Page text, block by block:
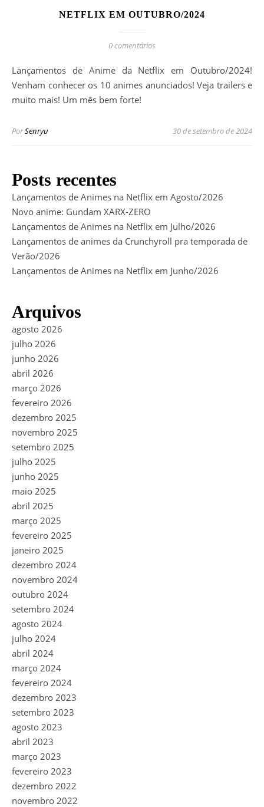
NETFLIX EM OUTUBRO/2024
0 comentários
Lançamentos de Anime da Netflix em Outubro/2024!
Venham conhecer os 10 animes anunciados! Veja trailers e
muito mais! Um mês bem forte!
PorSenryu 30 de setembro de 2024
Posts recentes
Lançamentos de Animes na Netflix em Agosto/2026
Novo anime: Gundam XARX-ZERO
Lançamentos de Animes na Netflix em Julho/2026
Lançamentos de animes da Crunchyroll pra temporada de
Verão/2026
Lançamentos de Animes na Netflix em Junho/2026
Arquivos
agosto 2026
julho 2026
junho 2026
abril 2026
março 2026
fevereiro 2026
dezembro 2025
novembro 2025
setembro 2025
julho 2025
junho 2025
maio 2025
abril 2025
março 2025
fevereiro 2025
janeiro 2025
dezembro 2024
novembro 2024
outubro 2024
setembro 2024
agosto 2024
julho 2024
abril 2024
março 2024
fevereiro 2024
dezembro 2023
setembro 2023
agosto 2023
abril 2023
março 2023
fevereiro 2023
dezembro 2022
novembro 2022